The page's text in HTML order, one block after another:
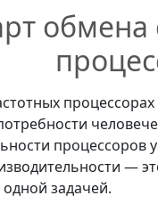
—
задачей.